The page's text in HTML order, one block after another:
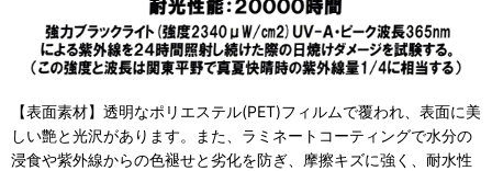
【表面素材】透明なポリエステル(PET)フィルムで覆われ、表面に美
しい艶と光沢があります。また、ラミネートコーティングで水分の
浸食や紫外線からの色褪せと劣化を防ぎ、摩擦キズに強く、耐水性